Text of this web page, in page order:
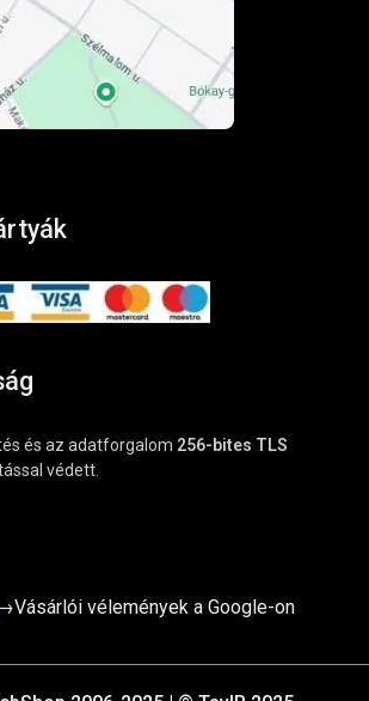
és az adatforgalom 256-bites TLS
védett.
vélemények a Google-on